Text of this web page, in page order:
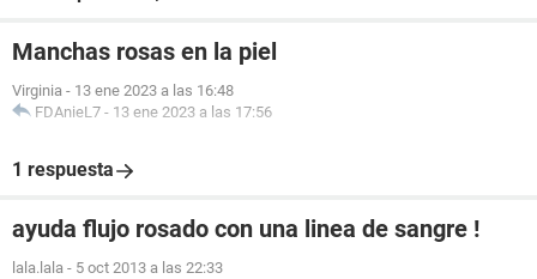
Manchas rosas en la piel
Virginia - 13 ene 2023 a las 16:48
FDAnieL7 - 13 ene 2023 a las 17:56
1 respuesta
ayuda flujo rosado con una linea de sangre !
lala.lala - 5 oct 2013 a las 22:33